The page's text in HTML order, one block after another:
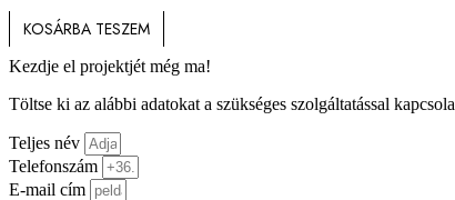
KOSÁRBA TESZEM
Kezdje el projektjét még ma!
Töltse ki az alábbi adatokat a szükséges szolgáltatással
Teljes név
Telefonszám
E-mail cím